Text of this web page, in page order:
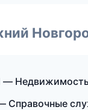
—
Справочные